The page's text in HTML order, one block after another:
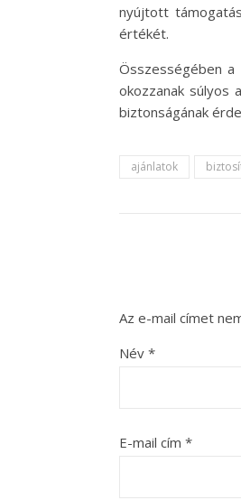
nyújtott
értékét.
Összességében
okozzanak súlyos
biztonságának
ajánlatok
Az e-mail címet
Név *
E-mail cím *